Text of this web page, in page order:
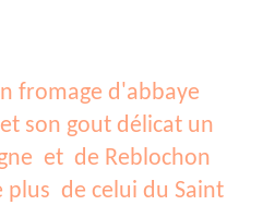
fromage d'abbaye
son gout délicat un
et de Reblochon
plus de celui du Saint